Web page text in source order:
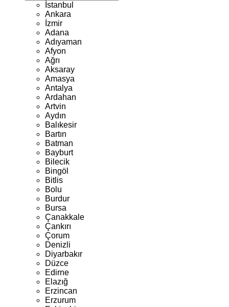
İstanbul
Ankara
İzmir
Adana
Adıyaman
Afyon
Ağrı
Aksaray
Amasya
Antalya
Ardahan
Artvin
Aydın
Balıkesir
Bartın
Batman
Bayburt
Bilecik
Bingöl
Bitlis
Bolu
Burdur
Bursa
Çanakkale
Çankırı
Çorum
Denizli
Diyarbakır
Düzce
Edirne
Elazığ
Erzincan
Erzurum